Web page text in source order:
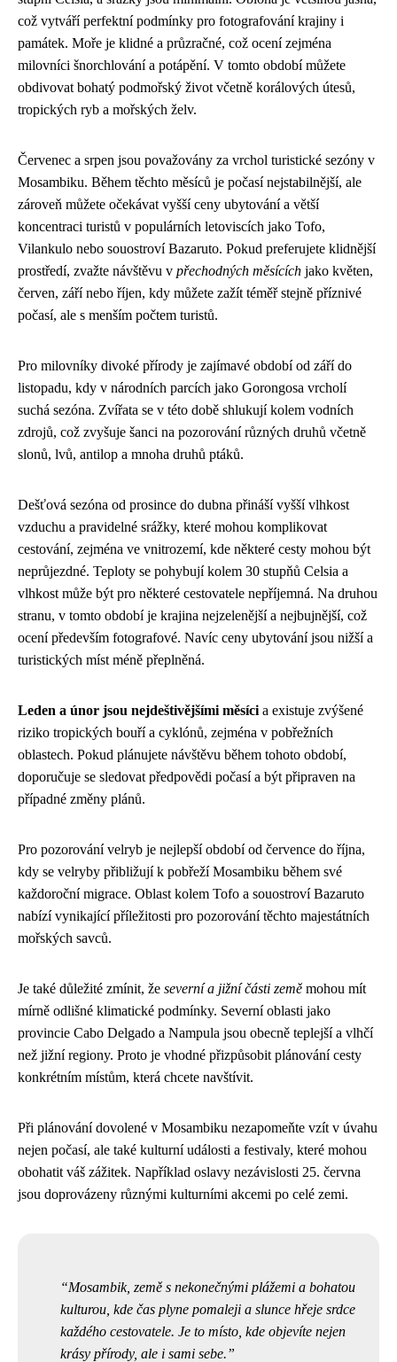
což vytváří perfektní podmínky pro fotografování krajiny i
památek. Moře je klidné a průzračné, což ocení zejména
milovníci šnorchlování a potápění. V tomto období můžete
obdivovat bohatý podmořský život včetně korálových útesů,
tropických ryb a mořských želv.
Červenec a srpen jsou považovány za vrchol turistické sezóny v
Mosambiku. Během těchto měsíců je počasí nejstabilnější, ale
zároveň můžete očekávat vyšší ceny ubytování a větší
koncentraci turistů v populárních letoviscích jako Tofo,
Vilankulo nebo souostroví Bazaruto. Pokud preferujete klidnější
prostředí, zvažte návštěvu v přechodných měsících jako květen,
červen, září nebo říjen, kdy můžete zažít téměř stejně příznivé
počasí, ale s menším počtem turistů.
Pro milovníky divoké přírody je zajímavé období od září do
listopadu, kdy v národních parcích jako Gorongosa vrcholí
suchá sezóna. Zvířata se v této době shlukují kolem vodních
zdrojů, což zvyšuje šanci na pozorování různých druhů včetně
slonů, lvů, antilop a mnoha druhů ptáků.
Dešťová sezóna od prosince do dubna přináší vyšší vlhkost
vzduchu a pravidelné srážky, které mohou komplikovat
cestování, zejména ve vnitrozemí, kde některé cesty mohou být
neprůjezdné. Teploty se pohybují kolem 30 stupňů Celsia a
vlhkost může být pro některé cestovatele nepříjemná. Na druhou
stranu, v tomto období je krajina nejzelenější a nejbujnější, což
ocení především fotografové. Navíc ceny ubytování jsou nižší a
turistických míst méně přeplněná.
Leden a únor jsou nejdeštivějšími měsíci a existuje zvýšené
riziko tropických bouří a cyklónů, zejména v pobřežních
oblastech. Pokud plánujete návštěvu během tohoto období,
doporučuje se sledovat předpovědi počasí a být připraven na
případné změny plánů.
Pro pozorování velryb je nejlepší období od července do října,
kdy se velryby přibližují k pobřeží Mosambiku během své
každoroční migrace. Oblast kolem Tofo a souostroví Bazaruto
nabízí vynikající příležitosti pro pozorování těchto majestátních
mořských savců.
Je také důležité zmínit, že severní a jižní části země mohou mít
mírně odlišné klimatické podmínky. Severní oblasti jako
provincie Cabo Delgado a Nampula jsou obecně teplejší a vlhčí
než jižní regiony. Proto je vhodné přizpůsobit plánování cesty
konkrétním místům, která chcete navštívit.
Při plánování dovolené v Mosambiku nezapomeňte vzít v úvahu
nejen počasí, ale také kulturní události a festivaly, které mohou
obohatit váš zážitek. Například oslavy nezávislosti 25. června
jsou doprovázeny různými kulturními akcemi po celé zemi.
Mosambik, země s nekonečnými plážemi a bohatou
kulturou, kde čas plyne pomaleji a slunce hřeje srdce
každého cestovatele. Je to místo, kde objevíte nejen
krásy přírody, ale i sami sebe.